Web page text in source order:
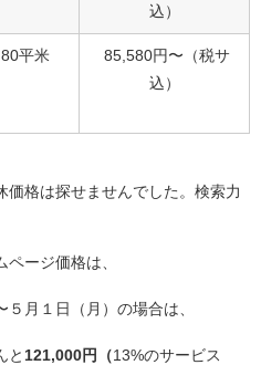
込）
80平米
85,580円〜（税サ
込）
価格は探せませんでした。検索力
ージ価格は、
月１日（月）の場合は、
と 121,000円（13%のサービス